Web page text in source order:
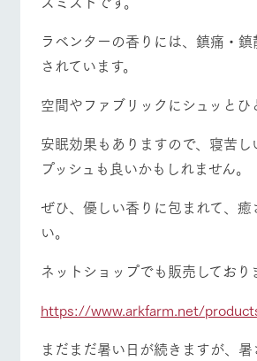
ラベンターの香りには、鎮痛・
されています。
空間やファブリックにシュッとひ
安眠効果もありますので、寝苦
プッシュも良いかもしれません。
ぜひ、優しい香りに包まれて、癒
い。
ネットショップでも販売しており
https://www.arkfarm.net/
まだまだ暑い日が続きますが、